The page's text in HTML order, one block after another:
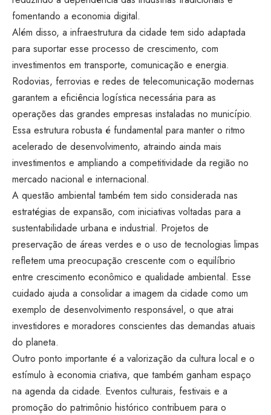
fomentando a economia digital.
Além disso, a infraestrutura da cidade tem sido adaptada
para suportar esse processo de crescimento, com
investimentos em transporte, comunicação e energia.
Rodovias, ferrovias e redes de telecomunicação modernas
garantem a eficiência logística necessária para as
operações das grandes empresas instaladas no município.
Essa estrutura robusta é fundamental para manter o ritmo
acelerado de desenvolvimento, atraindo ainda mais
investimentos e ampliando a competitividade da região no
mercado nacional e internacional.
A questão ambiental também tem sido considerada nas
estratégias de expansão, com iniciativas voltadas para a
sustentabilidade urbana e industrial. Projetos de
preservação de áreas verdes e o uso de tecnologias limpas
refletem uma preocupação crescente com o equilíbrio
entre crescimento econômico e qualidade ambiental. Esse
cuidado ajuda a consolidar a imagem da cidade como um
exemplo de desenvolvimento responsável, o que atrai
investidores e moradores conscientes das demandas atuais
do planeta.
Outro ponto importante é a valorização da cultura local e o
estímulo à economia criativa, que também ganham espaço
na agenda da cidade. Eventos culturais, festivais e a
promoção do patrimônio histórico contribuem para o